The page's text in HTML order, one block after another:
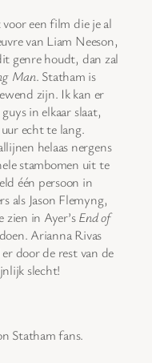
een film die je al
van Liam Neeson,
genre houdt, dan zal
Man. Statham is
zijn. Ik kan er
in elkaar slaat,
echt te lang.
helaas nergens
stambomen uit te
één persoon in
als Jason Flemyng,
zien in Ayer’sEnd of
Arianna Rivas
door de rest van de
slecht!
Statham fans.